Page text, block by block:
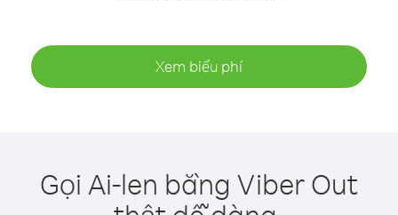
Xem biểu phí
Gọi Ai-len bằng Viber Out